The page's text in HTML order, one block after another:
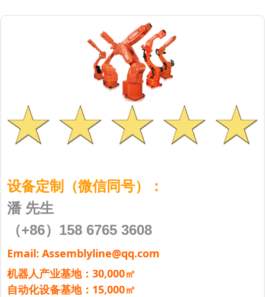
设备定制（微信同号）：
潘 先生
（+86）158 6765 3608
Email: Assemblyline@qq.com
机器人产业基地：30,000㎡
自动化设备基地：15,000㎡